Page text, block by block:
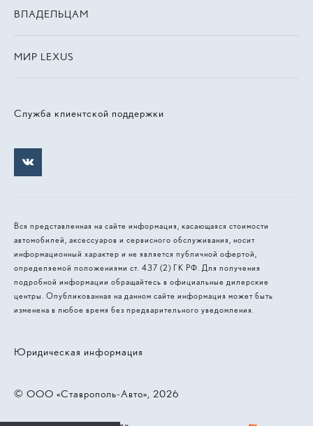
Служба клиентской поддержки
ВЛАДЕЛЬЦАМ
МИР LEXUS
Вся представленная на сайте информация, касающаяся стоимости
автомобилей, аксессуаров и сервисного обслуживания, носит
информационный характер и не является публичной офертой,
определяемой положениями ст. 437 (2) ГК РФ. Для получения
подробной информации обращайтесь в официальные дилерские
центры. Опубликованная на данном сайте информация может быть
изменена в любое время без предварительного уведомления.
© 2026, ООО «Ставрополь-Авто»
Юридическая информация